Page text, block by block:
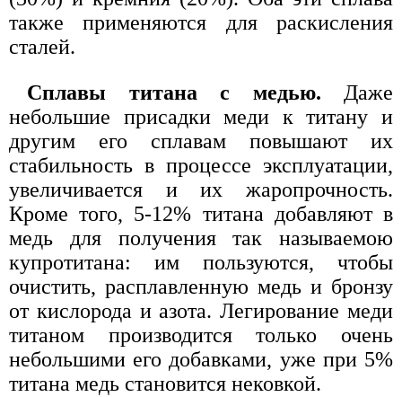
также применяются для раскисления
сталей.
Сплавы титана с медью. Даже
небольшие присадки меди к титану и
другим его сплавам повышают их
стабильность в процессе эксплуатации,
увеличивается и их жаропрочность.
Кроме того, 5-12% титана добавляют в
медь для получения так называемою
купротитана: им пользуются, чтобы
очистить, расплавленную медь и бронзу
от кислорода и азота. Легирование меди
титаном производится только очень
небольшими его добавками, уже при 5%
титана медь становится нековкой.